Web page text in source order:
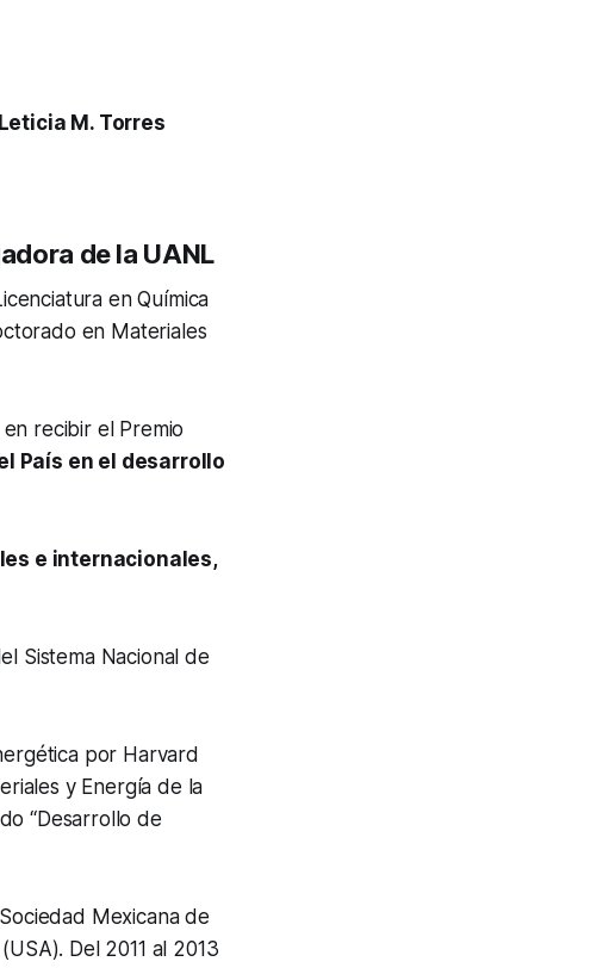
M. Torres
de la UANL
en Química
en Materiales
recibir el Premio
País en el desarrollo
e internacionales,
Sistema Nacional de
por Harvard
y Energía de la
“Desarrollo de
Mexicana de
Del 2011 al 2013